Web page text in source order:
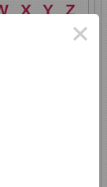
X Y Z
，律
×